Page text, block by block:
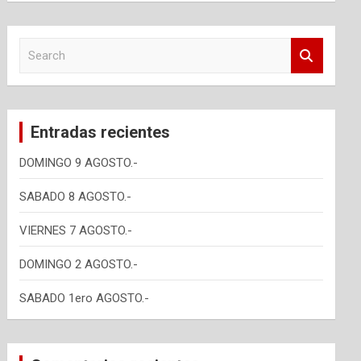
c
Entradas recientes
DOMINGO 9 AGOSTO.-
SABADO 8 AGOSTO.-
VIERNES 7 AGOSTO.-
DOMINGO 2 AGOSTO.-
SABADO 1ero AGOSTO.-